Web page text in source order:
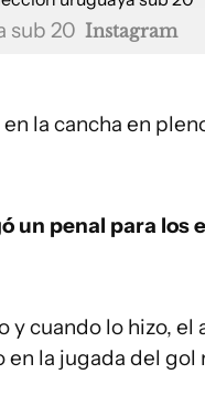
sub 20 Instagram
la cancha en
un penal para los
y cuando lo hizo, el
la jugada del gol